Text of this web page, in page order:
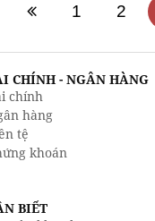
1 2
CHÍNH - NGÂN HÀNG
chính
hàng
tệ
khoán
BIẾT